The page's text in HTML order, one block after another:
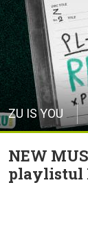
ZU IS YOU
NEW
playlistul